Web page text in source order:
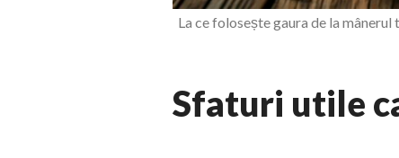
La ce folosește gaura de la
Sfaturi utile